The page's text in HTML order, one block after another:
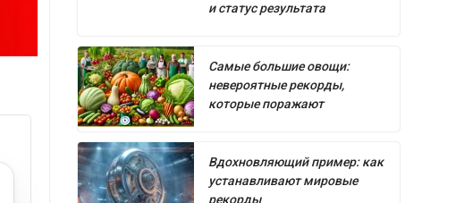
и статус результата
Самые большие овощи:
невероятные рекорды,
которые поражают
Вдохновляющий пример: как
устанавливают мировые
рекорды